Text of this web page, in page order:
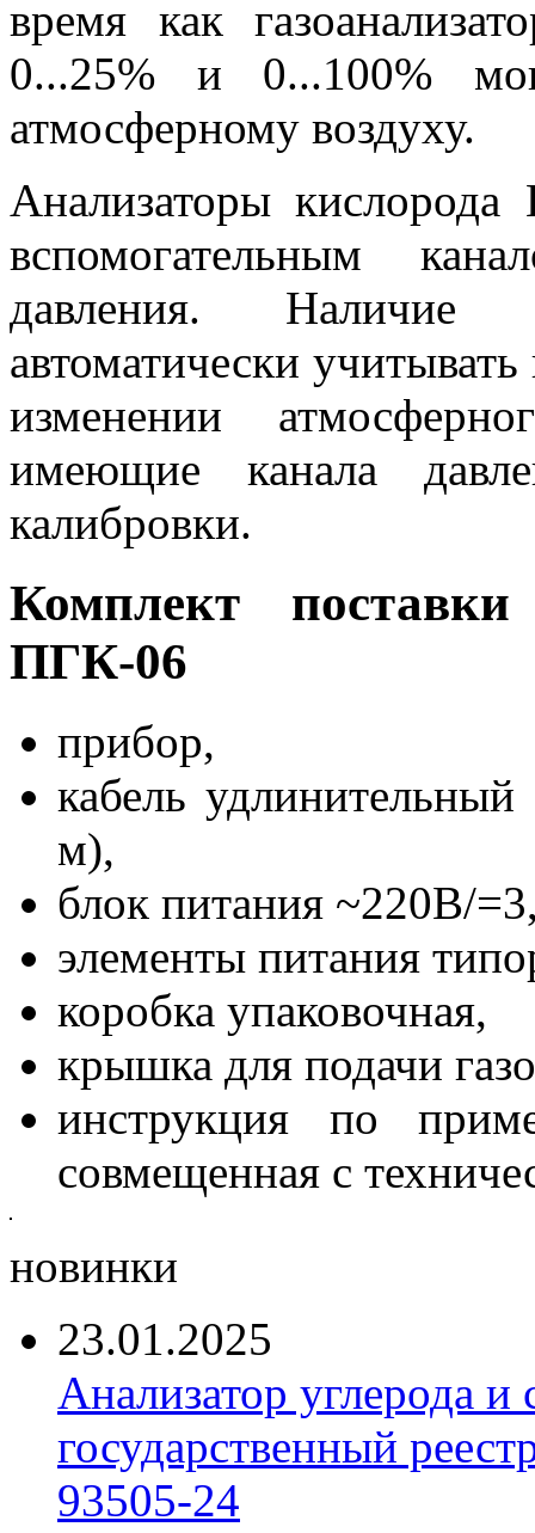
время как
0...25% и 0...100%
атмосферному воздуху.
Анализаторы
вспомогательным
давления. Наличие
автоматически
изменении
имеющие канала
калибровки.
Комплект поставки
ПГК-06
прибор,
кабель
м),
блок питания ~220В/
элементы питания
коробка упаковочная,
крышка для подачи
инструкция по
совмещенная с
новинки
23.01.2025
Анализатор углерода
государственный
93505-24